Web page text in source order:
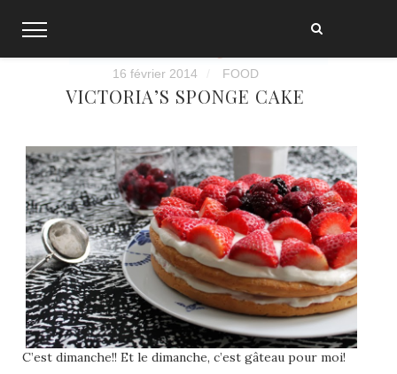
16 février 2014 FOOD
VICTORIA’S SPONGE CAKE
C’est dimanche!! Et le dimanche, c’est gâteau pour moi!